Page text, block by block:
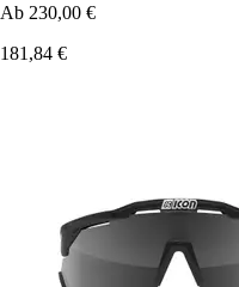
Ab 230,00 €
181,84 €